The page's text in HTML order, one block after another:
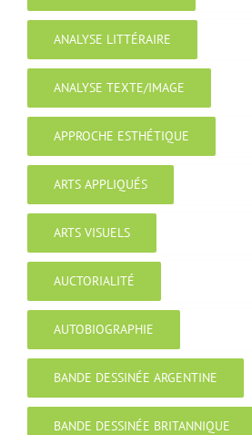
ANALYSE LITTÉRAIRE
ANALYSE TEXTE/IMAGE
APPROCHE ESTHÉTIQUE
ARTS APPLIQUÉS
ARTS VISUELS
AUCTORIALITÉ
AUTOBIOGRAPHIE
BANDE DESSINÉE ARGENTINE
BANDE DESSINÉE BRITANNIQUE